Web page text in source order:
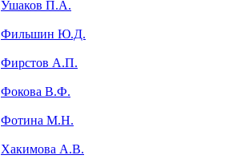
Ушаков П.А.
Фильшин Ю.Д.
Фирстов А.П.
Фокова В.Ф.
Фотина М.Н.
Хакимова А.В.